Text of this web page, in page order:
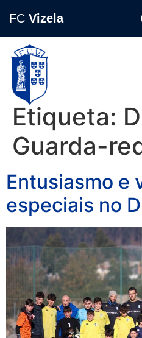
FC Vizela
Etiqueta:
Guarda-
Entusiasmo e
especiais no